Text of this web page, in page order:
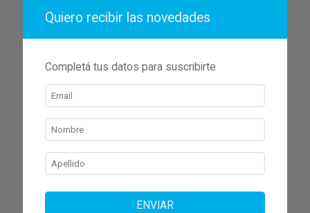
Quiero recibir las novedades
Completá tus datos para suscribirte
ENVIAR